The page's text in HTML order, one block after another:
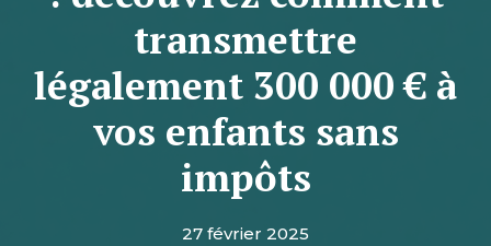
transmettre
légalement 300 000 € à
vos enfants sans
impôts
27 février 2025